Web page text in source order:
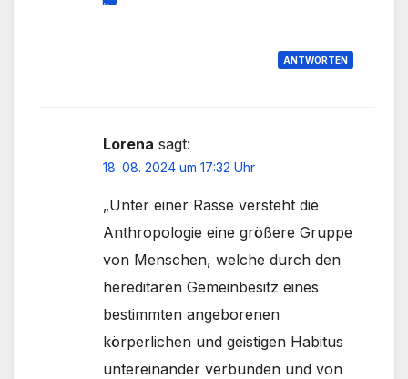
ANTWORTEN
Lorena sagt:
18. 08. 2024 um 17:32 Uhr
„Unter einer Rasse versteht die
Anthropologie eine größere Gruppe
von Menschen, welche durch den
hereditären Gemeinbesitz eines
bestimmten angeborenen
körperlichen und geistigen Habitus
untereinander verbunden und von